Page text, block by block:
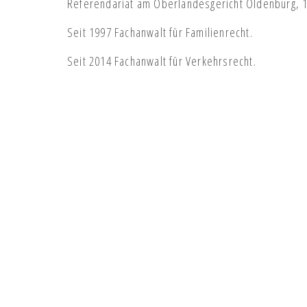
Referendariat am Oberlandesgericht Oldenburg,
Seit 1997 Fachanwalt für Familienrecht.
Seit 2014 Fachanwalt für Verkehrsrecht.